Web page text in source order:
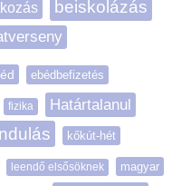
beiskolázás
ebédbefizetés
fizika Határtalanul
kőkút-hét
leendő elsősöknek magyar